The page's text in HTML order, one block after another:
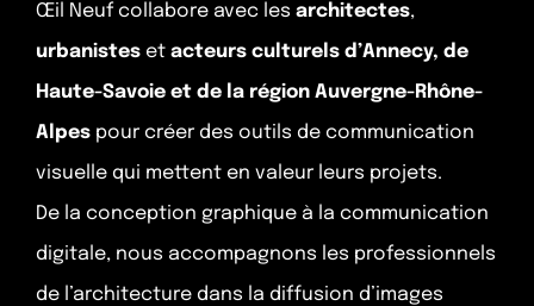
Œil Neuf collabore avec les architectes,
urbanisteset acteurs culturels d’Annecy, de
Haute-Savoie et de la région Auvergne-Rhône-
Alpespour créer des outils de communication
visuelle qui mettent en valeur leurs projets.
De la conception graphique à la communication
digitale, nous accompagnons les professionnels
de l’architecture dans la diffusion d’images